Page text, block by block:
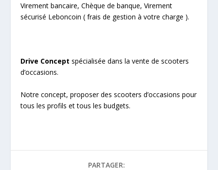
Virement bancaire, Chèque de banque, Virement
sécurisé Leboncoin ( frais de gestion à votre charge ).
Drive Concept spécialisée dans la vente de scooters
d’occasions.
Notre concept, proposer des scooters d’occasions pour
tous les profils et tous les budgets.
PARTAGER: